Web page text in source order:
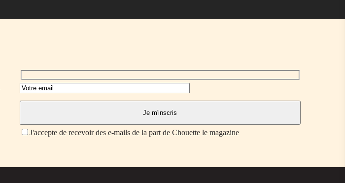
J'accepte de recevoir des e-mails de la part de Chouette le magazine